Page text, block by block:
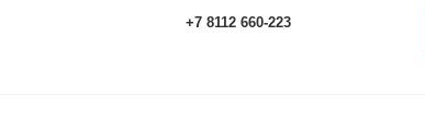
+7 8112 660-223